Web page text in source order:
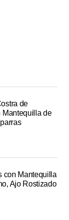
de
Mantequilla de
con Mantequilla
Ajo Rostizado